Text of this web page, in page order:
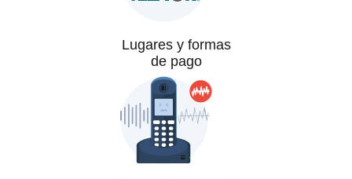
Lugares y formas
de pago